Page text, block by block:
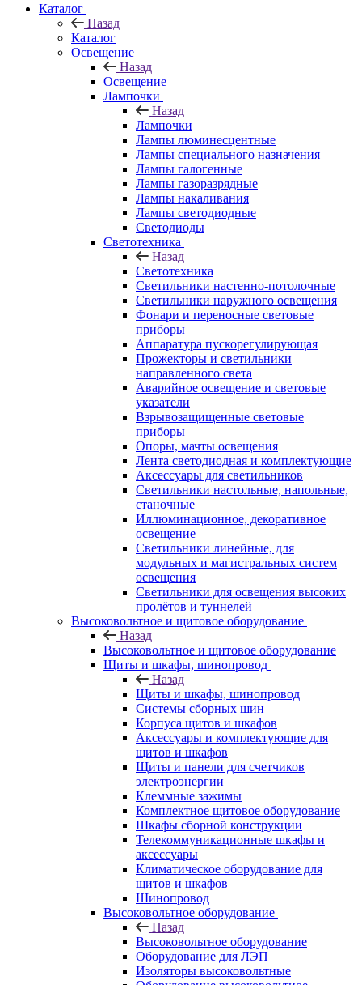
Каталог
Назад
Каталог
Освещение
Назад
Освещение
Лампочки
Назад
Лампочки
Лампы люминесцентные
Лампы специального назначения
Лампы галогенные
Лампы газоразрядные
Лампы накаливания
Лампы светодиодные
Светодиоды
Светотехника
Назад
Светотехника
Светильники настенно-потолочные
Светильники наружного освещения
Фонари и переносные световые
приборы
Аппаратура пускорегулирующая
Прожекторы и светильники
направленного света
Аварийное освещение и световые
указатели
Взрывозащищенные световые
приборы
Опоры, мачты освещения
Лента светодиодная и комплектующие
Аксессуары для светильников
Светильники настольные, напольные,
станочные
Иллюминационное, декоративное
освещение
Светильники линейные, для
модульных и магистральных систем
освещения
Светильники для освещения высоких
пролётов и туннелей
Высоковольтное и щитовое оборудование
Назад
Высоковольтное и щитовое оборудование
Щиты и шкафы, шинопровод
Назад
Щиты и шкафы, шинопровод
Системы сборных шин
Корпуса щитов и шкафов
Аксессуары и комплектующие для
щитов и шкафов
Щиты и панели для счетчиков
электроэнергии
Клеммные зажимы
Комплектное щитовое оборудование
Шкафы сборной конструкции
Телекоммуникационные шкафы и
аксессуары
Климатическое оборудование для
щитов и шкафов
Шинопровод
Высоковольтное оборудование
Назад
Высоковольтное оборудование
Оборудование для ЛЭП
Изоляторы высоковольтные